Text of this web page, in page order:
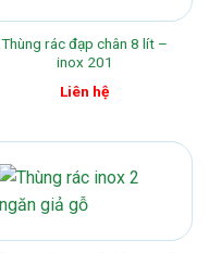
Thùng rác đạp chân 8 lít –
inox 201
Liên hệ